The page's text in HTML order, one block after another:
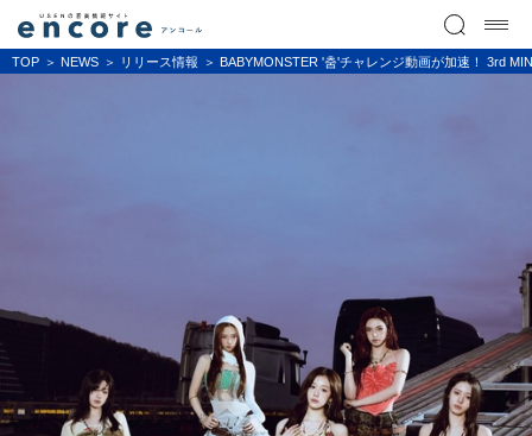
TOP NEWS リリース情報 BABYMONSTER '춤'チャレンジ動画が加速！ 3rd